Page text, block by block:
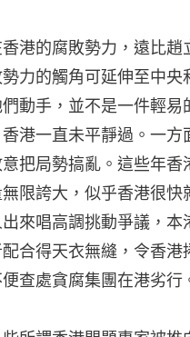
港的腐敗勢力，遠比
力的觸角可延伸至中
動手，並不是一件輕
港一直未平靜過。一
把局勢搞亂。這些年
限誇大，似乎香港很
來唱高調挑動爭議，
合得天衣無縫，令香
查處貪腐集團在港劣行